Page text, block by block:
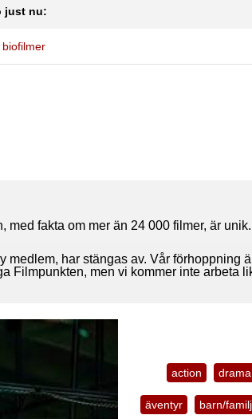
just nu:
biofilmer
fakta om mer än 24 000 filmer, är
har stängas av. Vår förhoppning
Filmpunkten, men vi kommer inte arbeta
action drama
äventyr barn/familj